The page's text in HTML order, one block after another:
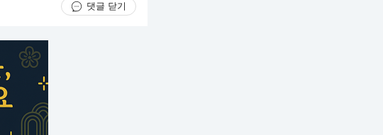
댓글 닫기